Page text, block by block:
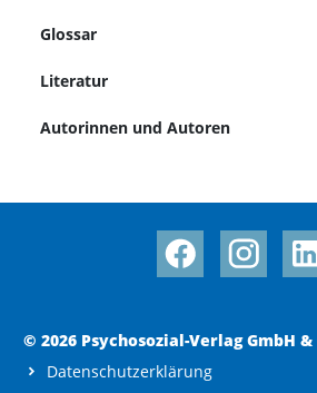
Glossar
Literatur
Autorinnen und Autoren
© 2026 Psychosozial-Verlag GmbH &
Datenschutzerklärung